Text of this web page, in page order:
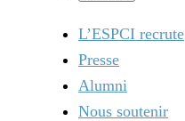
L’ESPCI recrute
Presse
Alumni
Nous soutenir